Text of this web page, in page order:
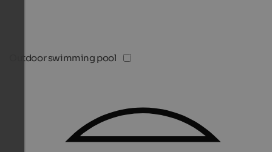
Outdoor swimming pool